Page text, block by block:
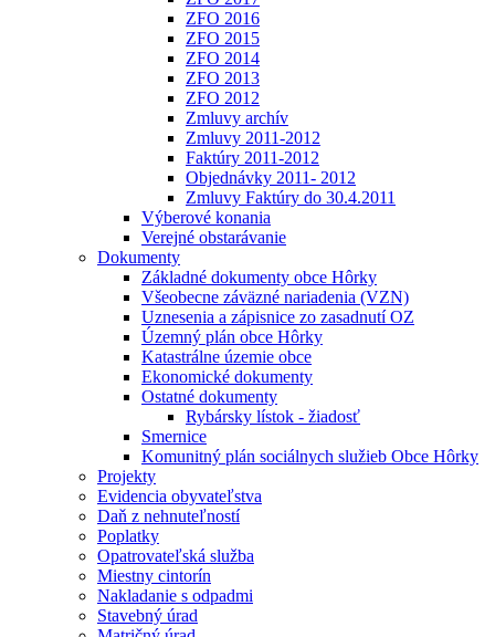
ZFO 2016
ZFO 2015
ZFO 2014
ZFO 2013
ZFO 2012
Zmluvy archív
Zmluvy 2011-2012
Faktúry 2011-2012
Objednávky 2011- 2012
Zmluvy Faktúry do 30.4.2011
Výberové konania
Verejné obstarávanie
Dokumenty
Základné dokumenty obce Hôrky
Všeobecne záväzné nariadenia (VZN)
Uznesenia a zápisnice zo zasadnutí OZ
Územný plán obce Hôrky
Katastrálne územie obce
Ekonomické dokumenty
Ostatné dokumenty
Rybársky lístok - žiadosť
Smernice
Komunitný plán sociálnych služieb Obce Hôrky
Projekty
Evidencia obyvateľstva
Daň z nehnuteľností
Poplatky
Opatrovateľská služba
Miestny cintorín
Nakladanie s odpadmi
Stavebný úrad